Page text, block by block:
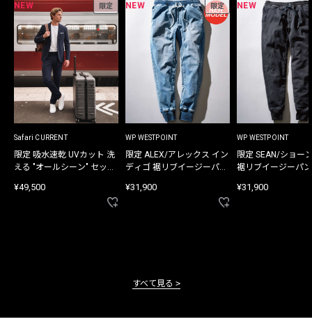
NEW 限定
Safari CURRENT
限定 吸水速乾 UVカット 洗
える "オールシーン" セット
¥49,500
NEW 限定
WP WESTPOINT
限定 ALEX/アレックス イン
ディゴ 裾リブイージーパン
¥31,900
NEW
WP WESTPOINT
限定 SEAN/ショー
裾リブイージーパ
¥31,900
すべて見る